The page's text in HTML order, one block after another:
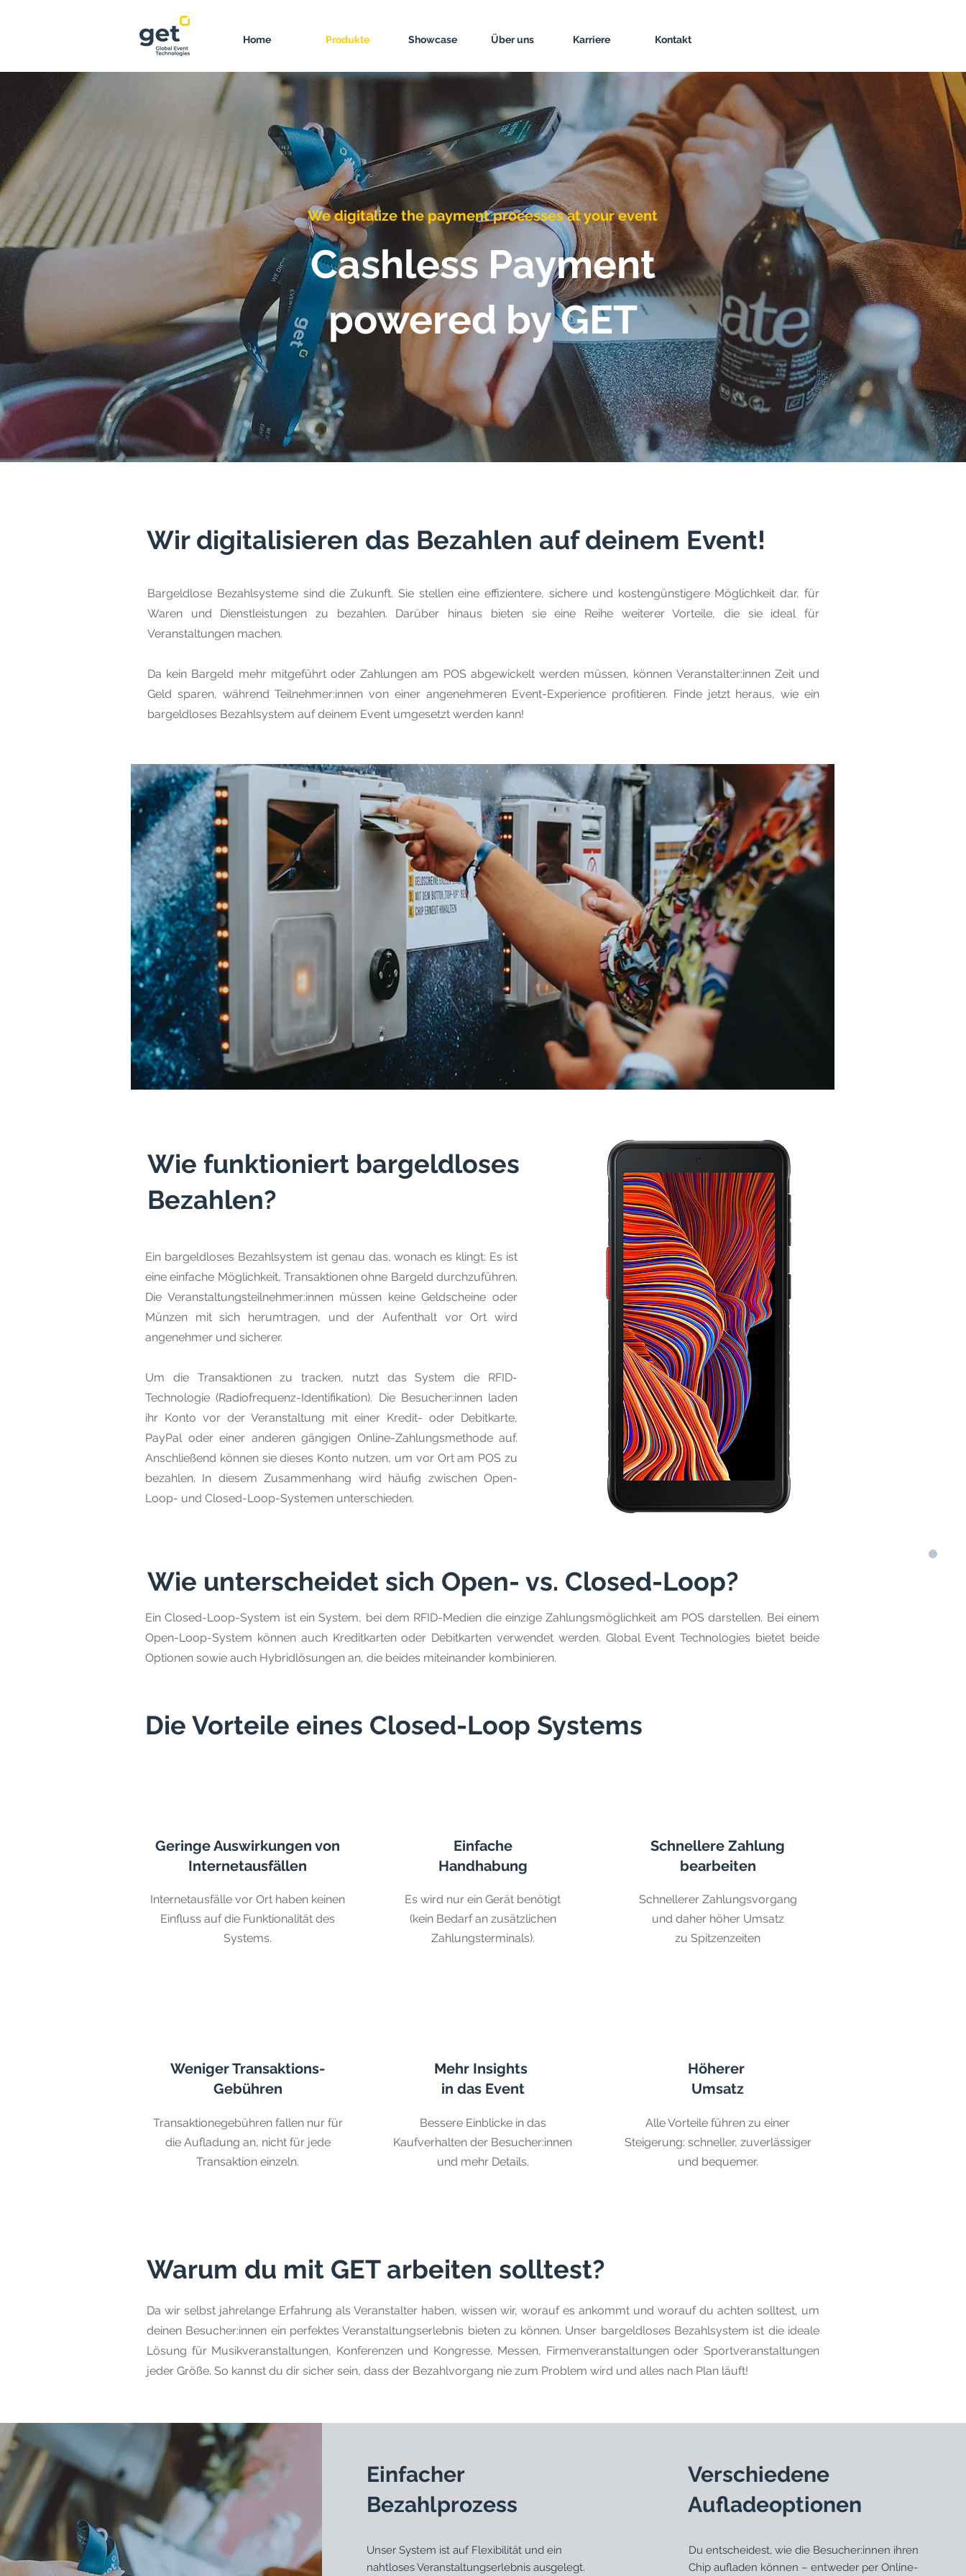
Home Produkte Showcase Über uns Karriere Kontakt
We digitalize the payment processes at your event
Cashless Payment
powered by GET
Wir digitalisieren das Bezahlen auf deinem Event!
Bargeldlose Bezahlsysteme sind die Zukunft. Sie stellen eine effizientere, sichere und kostengünstigere Möglichkeit dar, für
Waren und Dienstleistungen zu bezahlen. Darüber hinaus bieten sie eine Reihe weiterer Vorteile, die sie ideal für
Veranstaltungen machen.
Da kein Bargeld mehr mitgeführt oder Zahlungen am POS abgewickelt werden müssen, können Veranstalter:innen Zeit und
Geld sparen, während Teilnehmer:innen von einer angenehmeren Event-Experience profitieren. Finde jetzt heraus, wie ein
bargeldloses Bezahlsystem auf deinem Event umgesetzt werden kann!
Wie funktioniert bargeldloses
Bezahlen?
Ein bargeldloses Bezahlsystem ist genau das, wonach es klingt: Es ist
eine einfache Möglichkeit, Transaktionen ohne Bargeld durchzuführen.
Die Veranstaltungsteilnehmer:innen müssen keine Geldscheine oder
Münzen mit sich herumtragen, und der Aufenthalt vor Ort wird
angenehmer und sicherer.
Um die Transaktionen zu tracken, nutzt das System die RFID-
Technologie (Radiofrequenz-Identifikation). Die Besucher:innen laden
ihr Konto vor der Veranstaltung mit einer Kredit- oder Debitkarte,
PayPal oder einer anderen gängigen Online-Zahlungsmethode auf.
Anschließend können sie dieses Konto nutzen, um vor Ort am POS zu
bezahlen. In diesem Zusammenhang wird häufig zwischen Open-
Loop- und Closed-Loop-Systemen unterschieden.
Wie unterscheidet sich Open- vs. Closed-Loop?
Ein Closed-Loop-System ist ein System, bei dem RFID-Medien die einzige Zahlungsmöglichkeit am POS darstellen. Bei einem
Open-Loop-System können auch Kreditkarten oder Debitkarten verwendet werden. Global Event Technologies bietet beide
Optionen sowie auch Hybridlösungen an, die beides miteinander kombinieren.
Die Vorteile eines Closed-Loop Systems
Geringe Auswirkungen von
Internetausfällen
Internetausfälle vor Ort haben keinen
Einfluss auf die Funktionalität des
Systems.
Einfache
Handhabung
Es wird nur ein Gerät benötigt
(kein Bedarf an zusätzlichen
Zahlungsterminals).
Schnellere Zahlung
bearbeiten
Schnellerer Zahlungsvorgang
und daher höher Umsatz
zu Spitzenzeiten
Weniger Transaktions-
Gebühren
Transaktionegebühren fallen nur für
die Aufladung an, nicht für jede
Transaktion einzeln.
Mehr Insights
in das Event
Bessere Einblicke in das
Kaufverhalten der Besucher:innen
und mehr Details.
Höherer
Umsatz
Alle Vorteile führen zu einer
Steigerung: schneller, zuverlässiger
und bequemer.
Warum du mit GET arbeiten solltest?
Da wir selbst jahrelange Erfahrung als Veranstalter haben, wissen wir, worauf es ankommt und worauf du achten solltest, um
deinen Besucher:innen ein perfektes Veranstaltungserlebnis bieten zu können. Unser bargeldloses Bezahlsystem ist die ideale
Lösung für Musikveranstaltungen, Konferenzen und Kongresse, Messen, Firmenveranstaltungen oder Sportveranstaltungen
jeder Größe. So kannst du dir sicher sein, dass der Bezahlvorgang nie zum Problem wird und alles nach Plan läuft!
Einfacher
Bezahlprozess
Unser System ist auf Flexibilität und ein
nahtloses Veranstaltungserlebnis ausgelegt.
Verschiedene
Aufladeoptionen
Du entscheidest, wie die Besucher:innen ihren
Chip aufladen können – entweder per Online-